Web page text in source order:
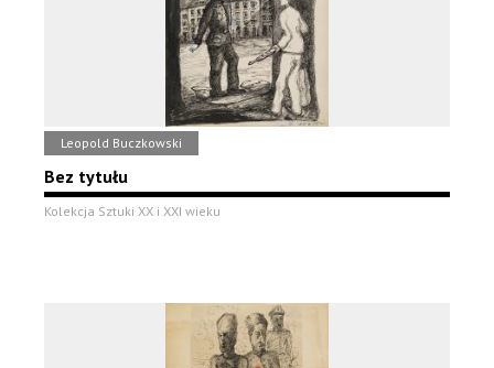
Leopold Buczkowski
Bez tytułu
Kolekcja Sztuki XX i XXI wieku